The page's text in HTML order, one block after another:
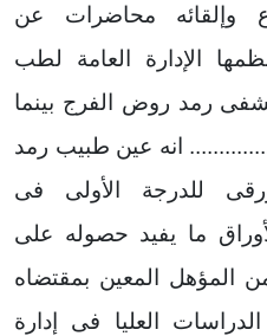
وإلقائه محاضرات عن
الإدارة العامة لطب
رمد روض الفرج بينما
انه عين طبيب رمد
من 1/9/1967 ورقى للدرجة الأولى فى
فى الأوراق ما يفيد حصوله على
المؤهل المعين بمقتضاه
العليا فى إدارة